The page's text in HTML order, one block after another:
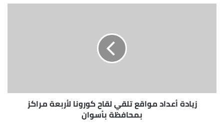
زيادة أعداد مواقع تلقي لقاح كورونا لأربعة مراكز
بمحافظة بأسوان